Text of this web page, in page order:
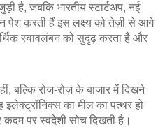
है, जबकि भारतीय स्टार्टअप, नई
पेश करती हैं इस लक्ष्य को तेज़ी से आगे
स्वावलंबनको सुदृढ़ करता है और
बल्कि रोज‑रोज़ के बाजार में दिखने
इलेक्ट्रॉनिक्स का मील का पत्थर हो
कदम पर स्वदेशी सोच दिखती है।